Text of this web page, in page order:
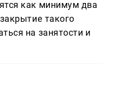
как минимум два
такого
на занятости и